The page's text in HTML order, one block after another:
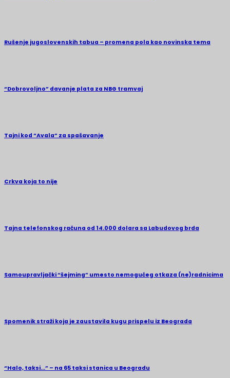
Rušenje jugoslovenskih tabua – promena pola kao novinska tema
“Dobrovoljno” davanje plata za NBG tramvaj
Tajni kod “Avala” za spašavanje
Crkva koja to nije
Tajna telefonskog računa od 14.000 dolara sa Labudovog brda
Samoupravljački “šejming” umesto nemogućeg otkaza (ne)radnicima
Spomenik straži koja je zaustavila kugu prispelu iz Beograda
“Halo, taksi…” – na 65 taksi stanica u Beogradu